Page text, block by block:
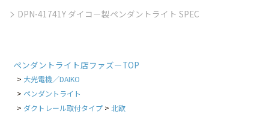
DPN-41741Y ダイコー製ペンダントライト SPEC
ペンダントライト店ファズーTOP
大光電機／DAIKO
ペンダントライト
ダクトレール取付タイプ
北欧